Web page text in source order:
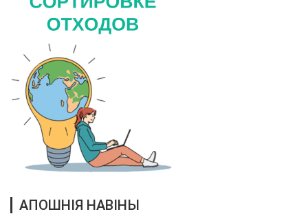
АПОШНІЯ НАВІНЫ